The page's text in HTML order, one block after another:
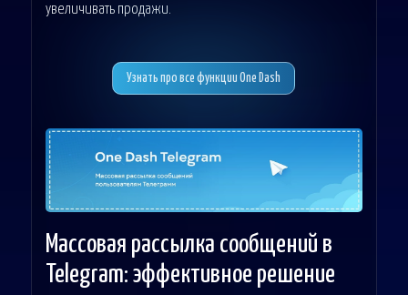
увеличивать продажи.
Узнать про все функции One Dash
Массовая рассылка сообщений в
Telegram: эффективное решение